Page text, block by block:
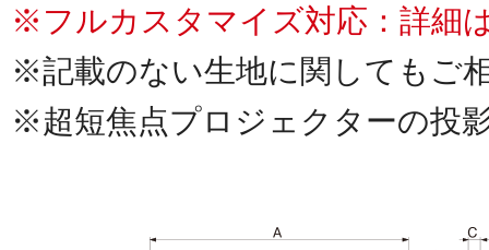
※フルカスタマイズ対応：詳細
※記載のない生地に関してもご
※超短焦点プロジェクターの投